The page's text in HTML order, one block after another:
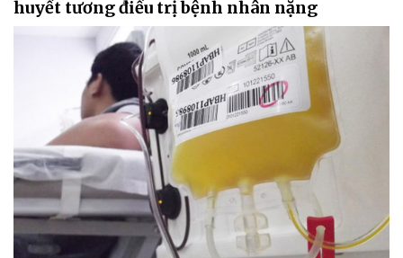
huyết tương điều trị bệnh nhân nặng